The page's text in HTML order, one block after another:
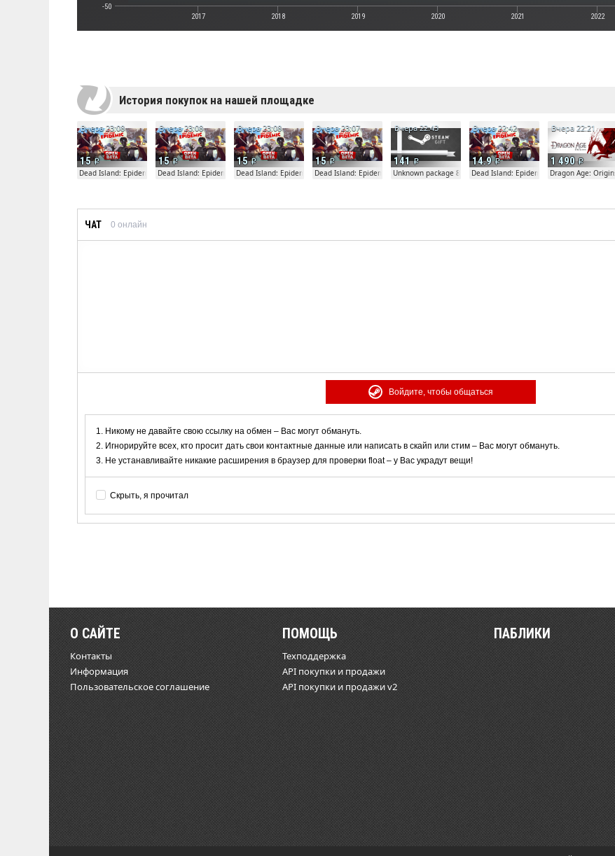
2017 2018 2019 2020 2021 2022
-50
История покупок на нашей площадке
15
Вчера 23:08
Dead Island: Epidemic
15
Вчера 23:08
Dead Island: Epidemic
15
Вчера 23:08
Dead Island: Epidemic
15
Вчера 23:07
Dead Island: Epidemic
141
Вчера 22:43
Unknown package 81804
14.9
Вчера 22:42
Dead Island: Epidemic
1 490
Вчера 22:21
Dragon Age: Origins
ЧАТ 0 онлайн
Войдите, чтобы общаться
Никому не давайте свою ссылку на обмен – Вас могут обмануть.
Игнорируйте всех, кто просит дать свои контактные данные или написать в скайп или стим – Вас могут обмануть.
Не устанавливайте никакие расширения в браузер для проверки float – у Вас украдут вещи!
Скрыть, я прочитал
О САЙТЕ
Контакты
Информация
Пользовательское соглашение
ПОМОЩЬ
Техподдержка
API покупки и продажи
API покупки и продажи v2
ПАБЛИКИ